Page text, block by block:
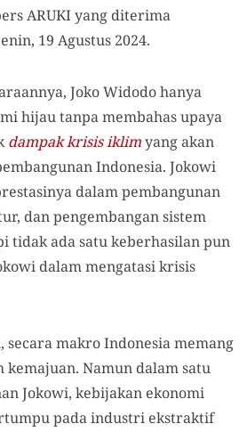
ARUKI yang diterima
19 Agustus 2024.
Joko Widodo hanya
hijau tanpa membahas upaya
dampak krisisiklimyang akan
Indonesia. Jokowi
dalam pembangunan
dan pengembangan sistem
tidak ada satu keberhasilan pun
dalam mengatasi krisis
secara makro Indonesia memang
kemajuan. Namun dalam satu
Jokowi, kebijakan ekonomi
pada industri ekstraktif